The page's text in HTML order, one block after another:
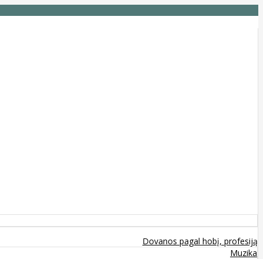
Dovanos pagal hobį, profesiją
Muzika